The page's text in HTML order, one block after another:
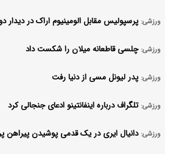
ورزشی: پرسپولیس مقابل الومینیوم اراک در دیدار
ورزشی: چلسی قاطعانه میلان را شکست داد
ورزشی: پدر لیونل مسی از دنیا رفت
ورزشی: تلگراف درباره اینفانتینو ادعای جنجالی کرد
ورزشی: دانیال ایری در یک قدمی پوشیدن پیراهن